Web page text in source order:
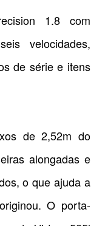
1.8 com
velocidades,
de série e itens
de 2,52m do
alongadas e
o que ajuda a
O porta-